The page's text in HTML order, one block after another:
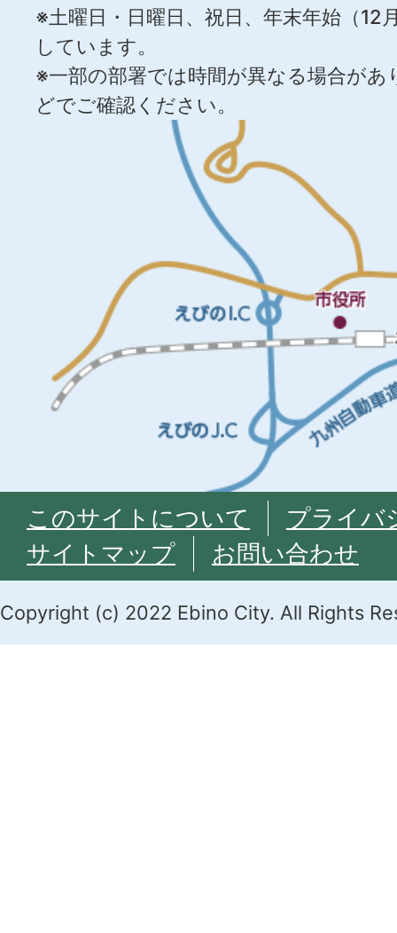
※土曜日・日曜日、祝日、年末年始（12
しています。
※一部の部署では時間が異なる場合が
どでご確認ください。
このサイトについて
プライバ
サイトマップ
お問い合わせ
Copyright (c) 2022 Ebino City. All Rights